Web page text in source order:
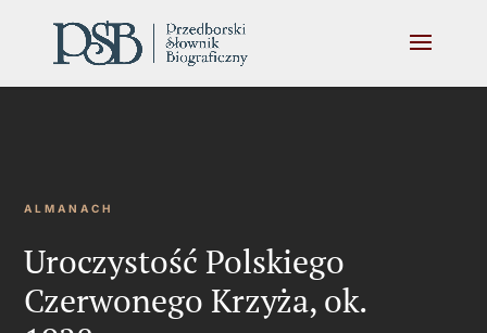
ALMANACH
Uroczystość Polskiego
Czerwonego Krzyża, ok.